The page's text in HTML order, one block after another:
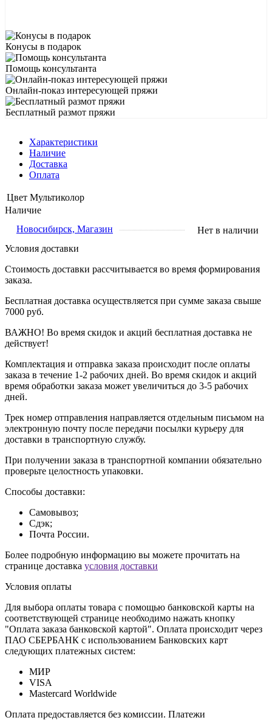
Конусы в подарок
Помощь консультанта
Онлайн-показ интересующей пряжи
Бесплатный размот пряжи
Характеристики
Наличие
Доставка
Оплата
Цвет Мультиколор
Наличие
Новосибирск, Магазин
Нет в наличии
Условия доставки
Стоимость доставки рассчитывается во время формирования
заказа.
Бесплатная доставка осуществляется при сумме заказа свыше
7000 руб.
ВАЖНО! Во время скидок и акций бесплатная доставка не
действует!
Комплектация и отправка заказа происходит после оплаты
заказа в течение 1-2 рабочих дней. Во время скидок и акций
время обработки заказа может увеличиться до 3-5 рабочих
дней.
Трек номер отправления направляется отдельным письмом на
электронную почту после передачи посылки курьеру для
доставки в транспортную службу.
При получении заказа в транспортной компании обязательно
проверьте целостность упаковки.
Способы доставки:
Самовывоз;
Сдэк;
Почта России.
Более подробную информацию вы можете прочитать на
странице доставка условия доставки
Условия оплаты
Для выбора оплаты товара с помощью банковской карты на
соответствующей странице необходимо нажать кнопку
"Оплата заказа банковской картой". Оплата происходит через
ПАО СБЕРБАНК с использованием Банковских карт
следующих платежных систем:
МИР
VISA
Mastercard Worldwide
Оплата предоставляется без комиссии. Платежи